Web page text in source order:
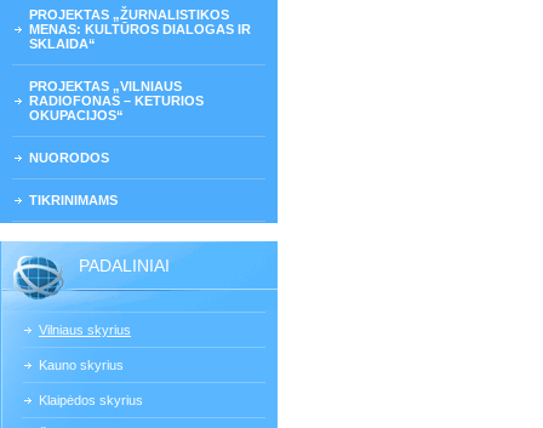
PROJEKTAS „ŽURNALISTIKOS
MENAS: KULTŪROS DIALOGAS IR
SKLAIDA“
PROJEKTAS „VILNIAUS
RADIOFONAS – KETURIOS
OKUPACIJOS“
NUORODOS
TIKRINIMAMS
PADALINIAI
Vilniaus skyrius
Kauno skyrius
Klaipėdos skyrius